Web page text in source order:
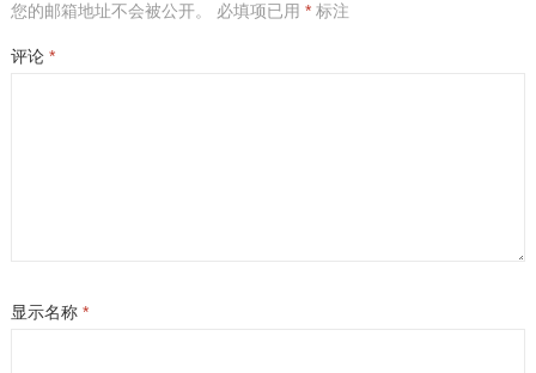
您的邮箱地址不会被公开。 必填项已用 *标注
评论 *
显示名称 *